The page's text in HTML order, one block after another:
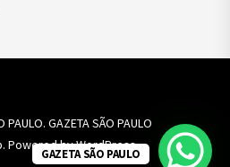
PAULO. GAZETA SÃO PAULO
Powered byWordPress.
GAZETA SÃO PAULO